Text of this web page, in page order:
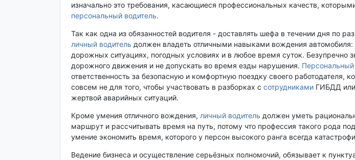
изначально это требования, касающиеся профессиональных качеств,
персональный водитель.
Так как одна из обязанностей водителя - доставлять шефа в течении дня по
личный водитель должен владеть отличными навыками вождения
дорожных ситуациях, погодных условиях и в любое время суток. Безупречно
дорожного движения и не допускать во время езды нарушения. Персональный
ответственность за безопасную и комфортную поездку своего работодателя,
совсем не для того, чтобы участвовать в разборках с сотрудниками ГИБДД или
жертвой аварийных ситуаций.
Кроме умения отличного вождения, личный водитель должен уметь
маршрут и рассчитывать время на путь, потому что профессия такого рода
умение экономить время, которого у персон высокого ранга всегда
Ведение бизнеса и осуществление серьёзных полномочий, обязывает к